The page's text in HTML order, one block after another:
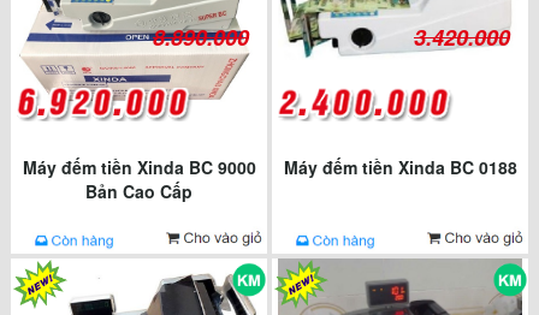
8.890.000
Máy đếm tiền Xinda BC 9000
Bản Cao Cấp
3.420.000
Máy đếm tiền Xinda BC 0188